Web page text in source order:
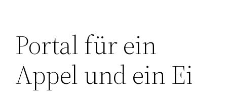
Portal für ein
Appel und ein Ei